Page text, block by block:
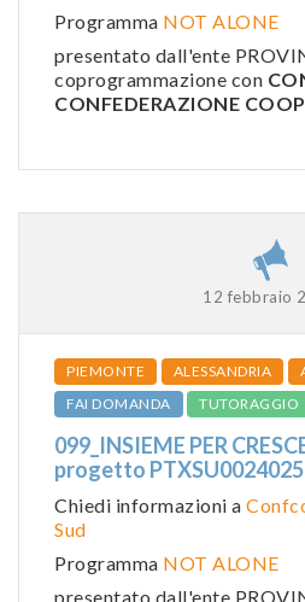
Programma NOT ALONE
presentato dall'ente
coprogrammazione con
CONFEDERAZIONE
12 febbraio
PIEMONTE ALESSANDRIA
FAI DOMANDA
TUTORAGGIO
099_INSIEME PER
progetto
Chiedi informazioni a
Sud
Programma NOT ALONE
presentato dall'ente